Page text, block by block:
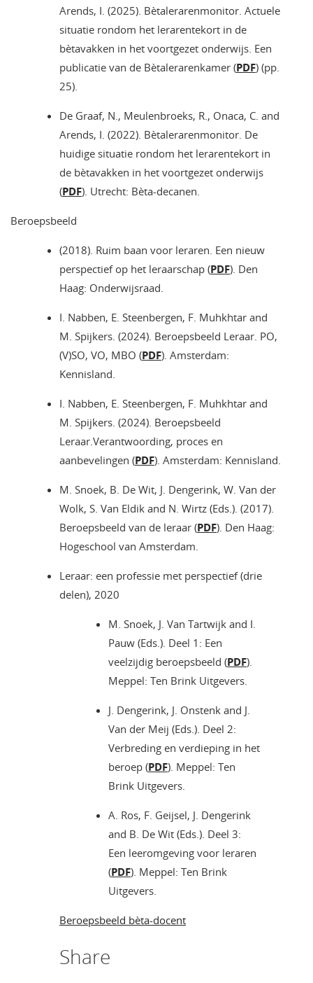
Arends, I. (2025). Bètalerarenmonitor. Actuele
situatie rondom het lerarentekort in de
bètavakken in het voortgezet onderwijs. Een
publicatie van de Bètalerarenkamer (PDF) (pp.
25).
De Graaf, N., Meulenbroeks, R., Onaca, C. and
Arends, I. (2022). Bètalerarenmonitor. De
huidige situatie rondom het lerarentekort in
de bètavakken in het voortgezet onderwijs
(PDF). Utrecht: Bèta-decanen.
Beroepsbeeld
(2018). Ruim baan voor leraren. Een nieuw
perspectief op het leraarschap (PDF). Den
Haag: Onderwijsraad.
I. Nabben, E. Steenbergen, F. Muhkhtar and
M. Spijkers. (2024). Beroepsbeeld Leraar. PO,
(V)SO, VO, MBO (PDF). Amsterdam:
Kennisland.
I. Nabben, E. Steenbergen, F. Muhkhtar and
M. Spijkers. (2024). Beroepsbeeld
Leraar.Verantwoording, proces en
aanbevelingen (PDF). Amsterdam: Kennisland.
M. Snoek, B. De Wit, J. Dengerink, W. Van der
Wolk, S. Van Eldik and N. Wirtz (Eds.). (2017).
Beroepsbeeld van de leraar (PDF). Den Haag:
Hogeschool van Amsterdam.
Leraar: een professie met perspectief (drie
delen), 2020
M. Snoek, J. Van Tartwijk and I.
Pauw (Eds.). Deel 1: Een
veelzijdig beroepsbeeld (PDF).
Meppel: Ten Brink Uitgevers.
J. Dengerink, J. Onstenk and J.
Van der Meij (Eds.). Deel 2:
Verbreding en verdieping in het
beroep (PDF). Meppel: Ten
Brink Uitgevers.
A. Ros, F. Geijsel, J. Dengerink
and B. De Wit (Eds.). Deel 3:
Een leeromgeving voor leraren
(PDF). Meppel: Ten Brink
Uitgevers.
Beroepsbeeld bèta-docent
Share